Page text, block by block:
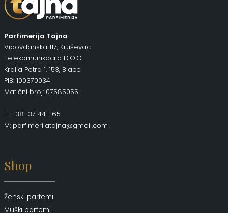
Parfimerija Tajna
Vidovdanska 117, Kruševac
Telekomunikacija D.O.O.
Kralja Petra 1. 153, Blace
PIB: 100370034
Matični broj: 07585055
T: +381 37 441 165
M: parfimerijatajna@gmail.com
Shop
Ženski parfemi
Muški parfemi